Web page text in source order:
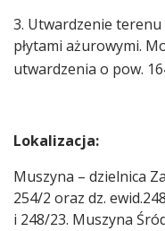
3. Utwardzenie terenu
płytami ażurowymi.
utwardzenia o pow.
Lokalizacja:
Muszyna – dzielnica
254/2 oraz dz.
i 248/23. Muszyna